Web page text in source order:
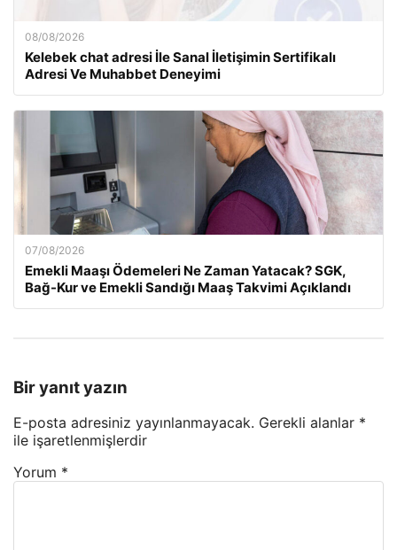
08/08/2026
Kelebek chat adresi İle Sanal İletişimin Sertifikalı
Adresi Ve Muhabbet Deneyimi
07/08/2026
Emekli Maaşı Ödemeleri Ne Zaman Yatacak? SGK,
Bağ-Kur ve Emekli Sandığı Maaş Takvimi Açıklandı
Bir yanıt yazın
E-posta adresiniz yayınlanmayacak. Gerekli alanlar *
ile işaretlenmişlerdir
Yorum *